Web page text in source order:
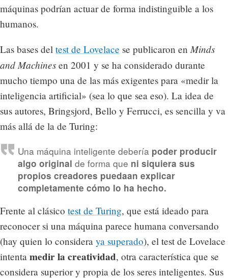
máquinas podrían actuar de forma indistinguible a los
humanos.
Las bases del test de Lovelace se publicaron en Minds
and Machines en 2001 y se ha considerado durante
mucho tiempo una de las más exigentes para «medir la
inteligencia artificial» (sea lo que sea eso). La idea de
sus autores, Bringsjord, Bello y Ferrucci, es sencilla y va
más allá de la de Turing:
Una máquina inteligente debería poder producir
algo original de forma que ni siquiera sus
propios creadores puedaan explicar
completamente cómo lo ha hecho.
Frente al clásico test de Turing, que está ideado para
reconocer si una máquina parece humana conversando
(hay quien lo considera ya superado), el test de Lovelace
intenta medir la creatividad, otra característica que se
considera superior y propia de los seres inteligentes. Sus